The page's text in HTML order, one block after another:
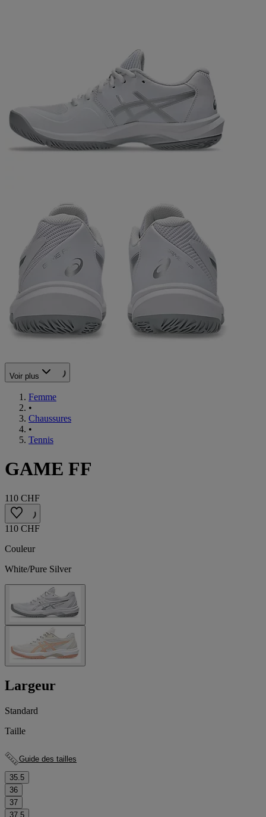
Voir plus
Femme
•
Chaussures
•
Tennis
GAME FF
110 CHF
110 CHF
Couleur
White/Pure Silver
Largeur
Standard
Taille
Guide des tailles
35.5
36
37
37.5